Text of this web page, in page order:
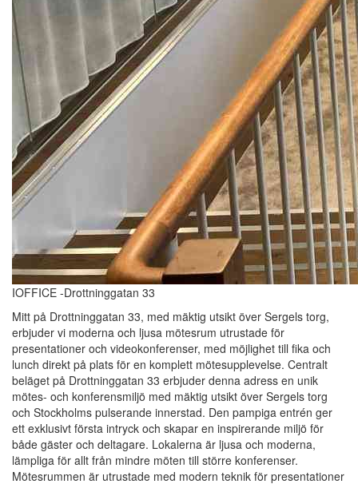
IOFFICE -Drottninggatan 33
Mitt på Drottninggatan 33, med mäktig utsikt över Sergels torg,
erbjuder vi moderna och ljusa mötesrum utrustade för
presentationer och videokonferenser, med möjlighet till fika och
lunch direkt på plats för en komplett mötesupplevelse. Centralt
beläget på Drottninggatan 33 erbjuder denna adress en unik
mötes- och konferensmiljö med mäktig utsikt över Sergels torg
och Stockholms pulserande innerstad. Den pampiga entrén ger
ett exklusivt första intryck och skapar en inspirerande miljö för
både gäster och deltagare. Lokalerna är ljusa och moderna,
lämpliga för allt från mindre möten till större konferenser.
Mötesrummen är utrustade med modern teknik för presentationer